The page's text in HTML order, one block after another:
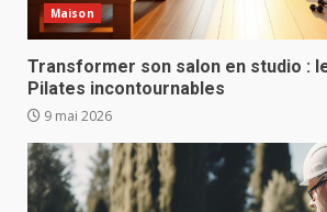
Maison
Transformer son salon en studio :
Pilates incontournables
9 mai 2026